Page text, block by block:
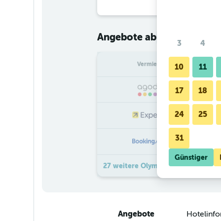
Angebote ab€ 74
Vermieter
27 weitere Olymp Munich
Angebote
3 4
10 11
17 18
24 25
31
Günstiger